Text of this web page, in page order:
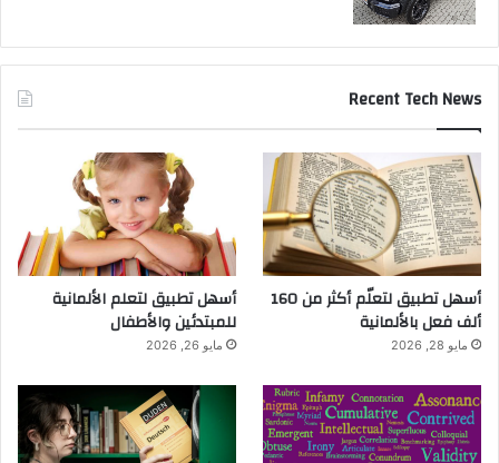
Recent Tech News
أسهل تطبيق لتعلّم أكثر من 160
ألف فعل بالألمانية
مايو 28, 2026
أسهل تطبيق لتعلم الألمانية
للمبتدئين والأطفال
مايو 26, 2026